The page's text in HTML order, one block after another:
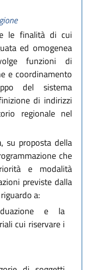
le finalità di cui
ed omogenea
funzioni di
e coordinamento
del sistema
di indirizzi
regionale nel
su proposta della
che
e modalità
previste dalla
a:
e la
cui riservare i